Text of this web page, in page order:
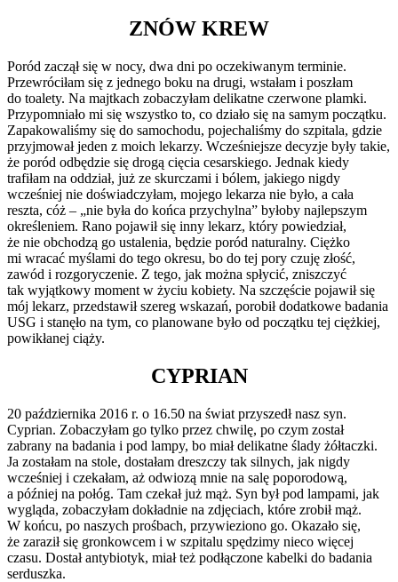
ZNÓW KREW
Poród zaczął się w nocy, dwa dni po oczekiwanym terminie.
Przewróciłam się z jednego boku na drugi, wstałam i poszłam
do toalety. Na majtkach zobaczyłam delikatne czerwone plamki.
Przypomniało mi się wszystko to, co działo się na samym początku.
Zapakowaliśmy się do samochodu, pojechaliśmy do szpitala, gdzie
przyjmował jeden z moich lekarzy. Wcześniejsze decyzje były takie,
że poród odbędzie się drogą cięcia cesarskiego. Jednak kiedy
trafiłam na oddział, już ze skurczami i bólem, jakiego nigdy
wcześniej nie doświadczyłam, mojego lekarza nie było, a cała
reszta, cóż – „nie była do końca przychylna” byłoby najlepszym
określeniem. Rano pojawił się inny lekarz, który powiedział,
że nie obchodzą go ustalenia, będzie poród naturalny. Ciężko
mi wracać myślami do tego okresu, bo do tej pory czuję złość,
zawód i rozgoryczenie. Z tego, jak można spłycić, zniszczyć
tak wyjątkowy moment w życiu kobiety. Na szczęście pojawił się
mój lekarz, przedstawił szereg wskazań, porobił dodatkowe badania
USG i stanęło na tym, co planowane było od początku tej ciężkiej,
powikłanej ciąży.
CYPRIAN
20 października 2016 r. o 16.50 na świat przyszedł nasz syn.
Cyprian. Zobaczyłam go tylko przez chwilę, po czym został
zabrany na badania i pod lampy, bo miał delikatne ślady żółtaczki.
Ja zostałam na stole, dostałam dreszczy tak silnych, jak nigdy
wcześniej i czekałam, aż odwiozą mnie na salę poporodową,
a później na połóg. Tam czekał już mąż. Syn był pod lampami, jak
wygląda, zobaczyłam dokładnie na zdjęciach, które zrobił mąż.
W końcu, po naszych prośbach, przywieziono go. Okazało się,
że zaraził się gronkowcem i w szpitalu spędzimy nieco więcej
czasu. Dostał antybiotyk, miał też podłączone kabelki do badania
serduszka.